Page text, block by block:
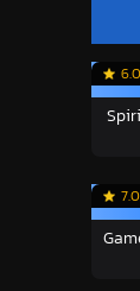
6.0
7.0